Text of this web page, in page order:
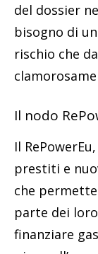
del dossier
bisogno di
rischio che
Il nodo
Il
prestiti e
che
parte dei
finanziare